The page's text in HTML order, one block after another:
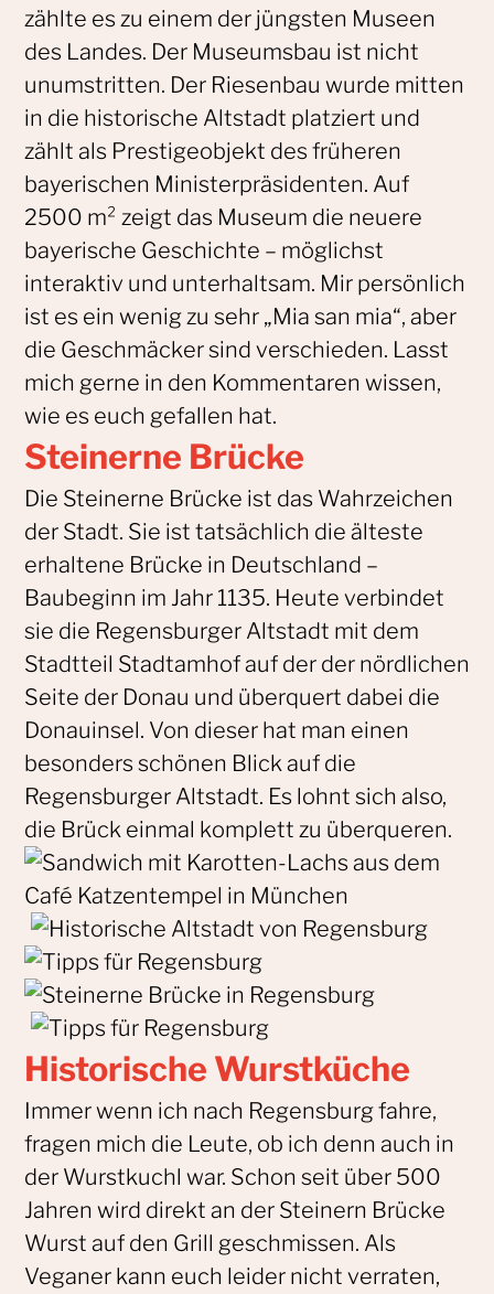
zählte es zu einem der jüngsten Museen
des Landes. Der Museumsbau ist nicht
unumstritten. Der Riesenbau wurde mitten
in die historische Altstadt platziert und
zählt als Prestigeobjekt des früheren
bayerischen Ministerpräsidenten. Auf
2500 m² zeigt das Museum die neuere
bayerische Geschichte – möglichst
interaktiv und unterhaltsam. Mir persönlich
ist es ein wenig zu sehr „Mia san mia“, aber
die Geschmäcker sind verschieden. Lasst
mich gerne in den Kommentaren wissen,
wie es euch gefallen hat.
Steinerne Brücke
Die Steinerne Brücke ist das Wahrzeichen
der Stadt. Sie ist tatsächlich die älteste
erhaltene Brücke in Deutschland –
Baubeginn im Jahr 1135. Heute verbindet
sie die Regensburger Altstadt mit dem
Stadtteil Stadtamhof auf der der nördlichen
Seite der Donau und überquert dabei die
Donauinsel. Von dieser hat man einen
besonders schönen Blick auf die
Regensburger Altstadt. Es lohnt sich also,
die Brück einmal komplett zu überqueren.
Historische Wurstküche
Immer wenn ich nach Regensburg fahre,
fragen mich die Leute, ob ich denn auch in
der Wurstkuchl war. Schon seit über 500
Jahren wird direkt an der Steinern Brücke
Wurst auf den Grill geschmissen. Als
Veganer kann euch leider nicht verraten,